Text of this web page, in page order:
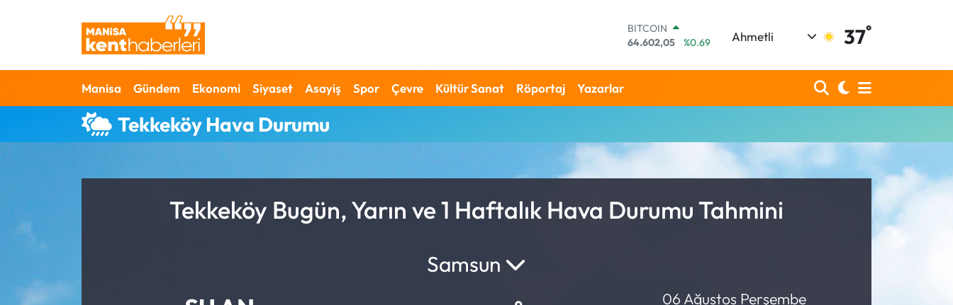
BITCOIN
64.602,05
%0.69
47,5986
%0.06
GRAM ALTIN
6513.94
Ahmetli 37°
Manisa Gündem Ekonomi Siyaset Asayiş Spor Çevre Kültür Sanat Röportaj Yazarlar
Tekkeköy Hava Durumu
Tekkeköy Bugün, Yarın ve 1 Haftalık Hava Durumu Tahmini
Samsun
06 Ağustos Perşembe
Ahmetli Hava Durumu
Ahmetli Trafik Yoğunluk Haritası
Süper Lig Puan Durumu ve Fikstür